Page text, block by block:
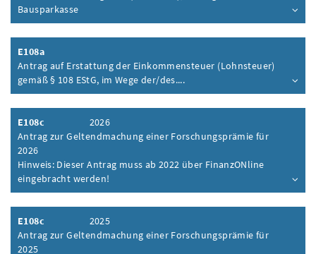
Bausparkasse
Inhalt aufklappen
E108a
Antrag auf Erstattung der Einkommensteuer (Lohnsteuer)
gemäß § 108 EStG, im Wege der/des....
Inhalt aufklappen
E108c
2026
Antrag zur Geltendmachung einer Forschungsprämie für
2026
Hinweis: Dieser Antrag muss ab 2022 über FinanzONline
eingebracht werden!
Inhalt aufklappen
E108c
2025
Antrag zur Geltendmachung einer Forschungsprämie für
2025